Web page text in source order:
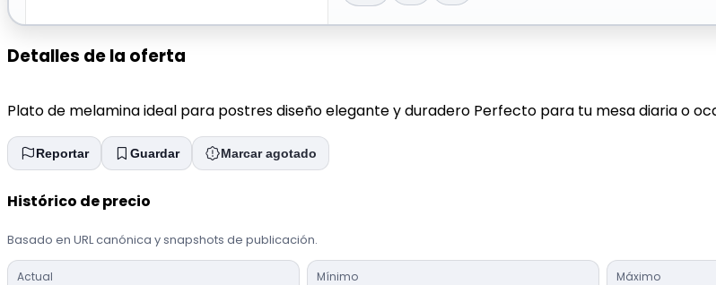
Detalles de la oferta
Plato de melamina ideal para postres diseño elegante y duradero Perfecto para tu mesa diaria o
Reportar Guardar Marcar agotado
Histórico de precio
Basado en URL canónica y snapshots de publicación.
Actual Mínimo Máximo